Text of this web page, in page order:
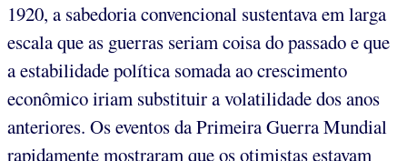
1920, a sabedoria convencional sustentava em larga
escala que as guerras seriam coisa do passado e que
a estabilidade política somada ao crescimento
econômico iriam substituir a volatilidade dos anos
anteriores. Os eventos da Primeira Guerra Mundial
rapidamente mostraram que os otimistas estavam